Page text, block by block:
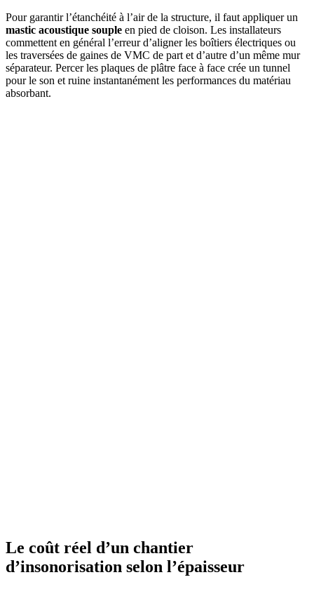
Pour garantir l’étanchéité à l’air de la structure, il faut appliquer un
mastic acoustique souple en pied de cloison. Les installateurs
commettent en général l’erreur d’aligner les boîtiers électriques ou
les traversées de gaines de VMC de part et d’autre d’un même mur
séparateur. Percer les plaques de plâtre face à face crée un tunnel
pour le son et ruine instantanément les performances du matériau
absorbant.
Le coût réel d’un chantier
d’insonorisation selon l’épaisseur